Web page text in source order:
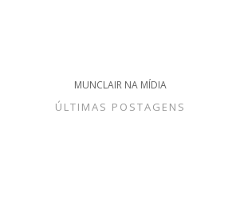
MUNCLAIR NA MÍDIA
ÚLTIMAS POSTAGENS